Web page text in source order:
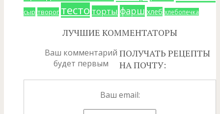
сыр творог тесто торты фарш хлеб хлебопечка
ЛУЧШИЕ КОММЕНТАТОРЫ
Ваш комментарий
будет первым
ПОЛУЧАТЬ РЕЦЕПТЫ
НА ПОЧТУ:
Ваш email: